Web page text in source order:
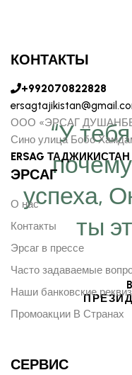
“У
успеха,
ты
КОНТАКТЫ
+992070822828
ООО «ЭРСАГ
Сино улица Бобо
ERSAG ТАДЖИКИСТАН
ЭРСАГ
О нас
Контакты
Эрсаг в прессе
Часто задаваемые
Наши банковские
Промоакции В Странах
СЕРВИС